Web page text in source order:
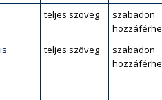
teljes szöveg
szabadon
teljes szöveg
szabadon